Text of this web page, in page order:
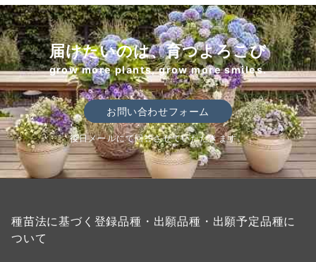
届けたいのは、育つよろこび
grow more plants, grow more smiles.
お問い合わせフォーム
後日メールにて回答させていただきます。
種苗法に基づく登録品種・出願品種・出願予定品種に
ついて